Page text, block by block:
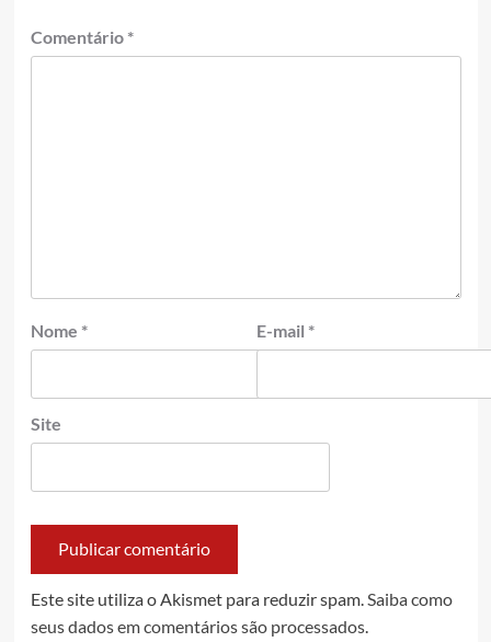
Comentário *
Nome * E-mail *
Site
Este site utiliza o Akismet para reduzir spam. Saiba como
seus dados em comentários são processados.